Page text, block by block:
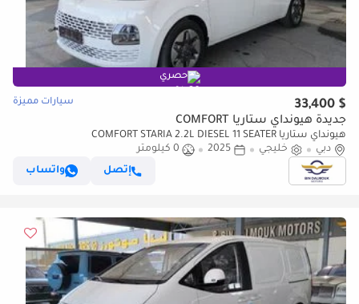
حصري
$ 33,400 سيارات مميزة
جديدة هيونداي ستاريا COMFORT
هيونداي ستاريا COMFORT STARIA 2.2L DIESEL 11 SEATER
دبي
خليجي 2025
0 كيلومتر
إتصل
واتساب